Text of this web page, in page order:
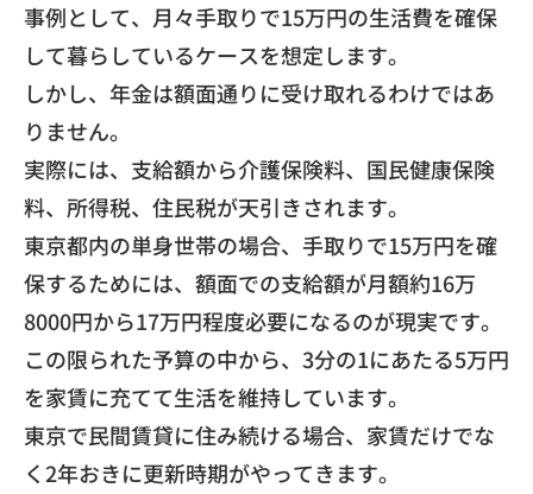
事例として、 月々手取りで15万円の生活費を確保
して暮らしているケースを想定します。
しかし、年金は額面通りに受け取れるわけではあ
りません。
実際には、支給額から介護保険料、国民健康保険
料、所得税、 住民税が天引きされます。
東京都内の単身世帯の場合、 手取りで15万円を確
保するためには、 額面での支給額が月額約16万
8000円から17万円程度必要になるのが現実です。
この限られた予算の中から、 3分の1にあたる5万円
を家賃に充てて生活を維持しています。
​東京で民間賃貸に住み続ける場合、 家賃だけでな
く2年おきに更新時期がやってきます。